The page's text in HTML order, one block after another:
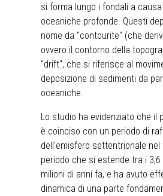
si forma lungo i fondali a
oceaniche profonde. Questi
nome da "contourite" (che
ovvero il contorno della
"drift", che si riferisce al
deposizione di sedimenti da
oceaniche.
Lo studio ha evidenziato che il
è coinciso con un periodo di
dell'emisfero settentrionale nel
periodo che si estende tra i 3,6
milioni di anni fa, e ha avuto
dinamica di una parte